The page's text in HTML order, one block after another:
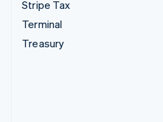
Stripe Tax
Terminal
Treasury